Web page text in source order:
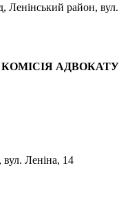
Ленінський район,
Леніна, 14